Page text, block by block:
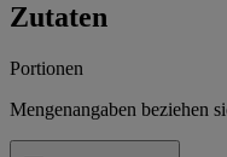
Zutaten
Portionen
Mengenangaben beziehen